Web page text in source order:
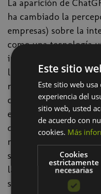
La aparición de
ha cambiado la
empresas) sobre la
como una tecnología
interactuar con ella.
los retos jurídicos
respuestas que
cuando interactuamos
explotar sus
dichas respuestas?
mismas? Si genera un
sencilla que utilizaré
la propiedad
se pueda considerar
Este sitio
Este sitio web
experiencia del
sitio web, usted
de acuerdo con
cookies. Más
Cookies
estrictamente
necesarias